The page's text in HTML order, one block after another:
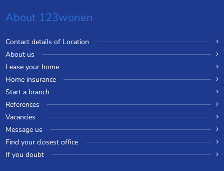
About 123wonen
Contact details of Location
About us
Lease your home
Home insurance
Start a branch
References
Vacancies
Message us
Find your closest office
If you doubt